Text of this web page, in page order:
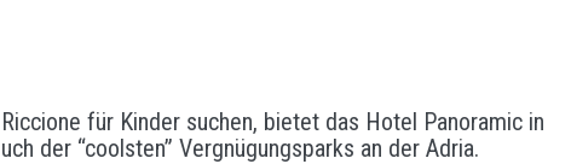
für Kinder suchen, bietet das Hotel Panoramic in
der “coolsten” Vergnügungsparks an der Adria.